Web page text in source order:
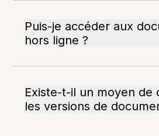
Puis-je accéder aux
hors ligne ?
Existe-t-il un moyen de
les versions de